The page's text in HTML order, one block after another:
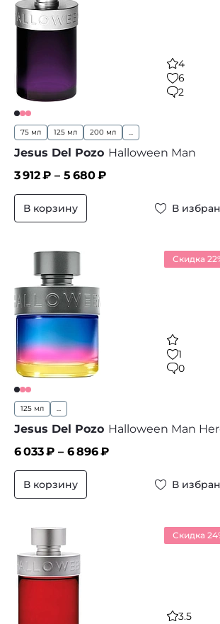
4
6
2
75 мл 125 мл 200 мл ...
Jesus Del Pozo Halloween Man
3 912₽ – 5 680₽
В корзину В
Скидка
1
0
125 мл ...
Jesus Del Pozo Halloween Man
6 033₽ – 6 896₽
В корзину В
Скидка
3.5